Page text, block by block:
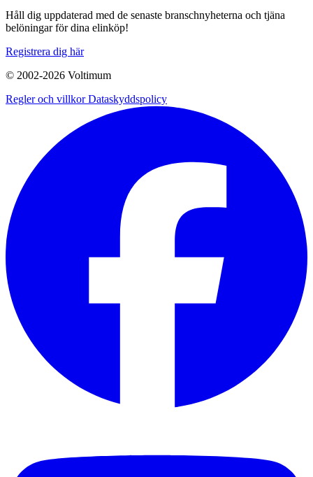
Håll dig uppdaterad med de senaste branschnyheterna och tjäna
belöningar för dina elinköp!
Registrera dig här
© 2002-2026 Voltimum
Regler och villkorDataskyddspolicy